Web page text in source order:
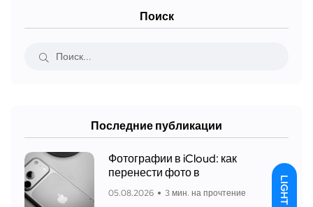
LIGHT
Поиск
Последние публикации
Фотографии в iCloud: как
перенести фото в
05.08.2026 3 мин. на прочтение